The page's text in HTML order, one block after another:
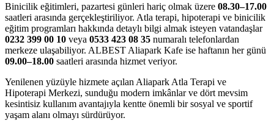
Binicilik eğitimleri, pazartesi günleri hariç olmak üzere 08.30–17.00
saatleri arasında gerçekleştiriliyor. Atla terapi, hipoterapi ve binicilik
eğitim programları hakkında detaylı bilgi almak isteyen vatandaşlar
0232 399 00 10 veya 0533 423 08 35 numaralı telefonlardan
merkeze ulaşabiliyor. ALBEST Aliapark Kafe ise haftanın her günü
09.00–18.00 saatleri arasında hizmet veriyor.
Yenilenen yüzüyle hizmete açılan Aliapark Atla Terapi ve
Hipoterapi Merkezi, sunduğu modern imkânlar ve dört mevsim
kesintisiz kullanım avantajıyla kentte önemli bir sosyal ve sportif
yaşam alanı olmayı sürdürüyor.